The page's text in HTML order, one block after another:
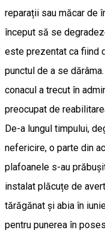
reparații sau măcar de
început să se
este prezentat ca fiind
punctul de a se
conacul a trecut în
preocupat de
De-a lungul timpului,
nefericire, o parte din
plafoanele s-au
instalat plăcuțe de
tărăgănat și abia în
pentru punerea în